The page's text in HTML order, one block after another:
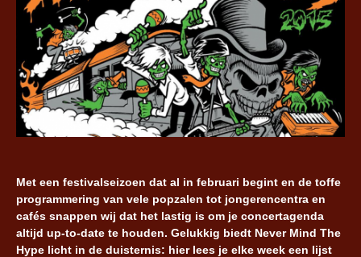
Met een festivalseizoen dat al in februari begint en de toffe
programmering van vele popzalen tot jongerencentra en
cafés snappen wij dat het lastig is om je concertagenda
altijd up-to-date te houden. Gelukkig biedt Never Mind The
Hype licht in de duisternis: hier lees je elke week een lijst